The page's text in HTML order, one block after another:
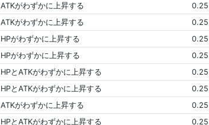
ATKがわずかに上昇する
ATKがわずかに上昇する
HPがわずかに上昇する
HPがわずかに上昇する
HPとATKがわずかに上昇する
HPとATKがわずかに上昇する
ATKがわずかに上昇する
HPとATKがわずかに上昇する